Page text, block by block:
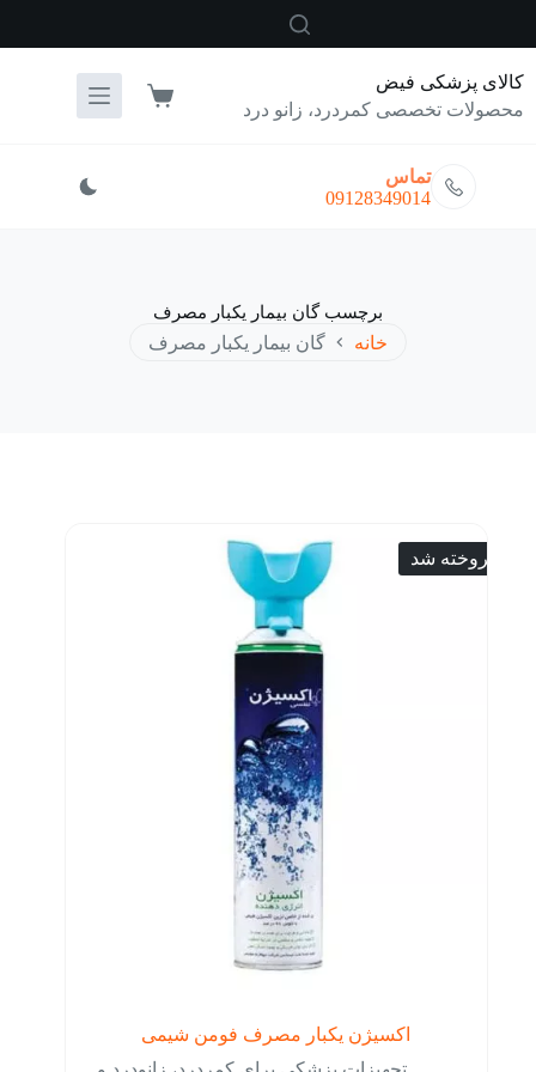
کالای پزشکی فیض
محصولات تخصصی کمردرد، زانو درد
سبد
تماس
09128349014
برچسب گان بیمار یکبار مصرف
خانه
گان بیمار یکبار مصرف
فروخته شد
اکسیژن یکبار مصرف فومن شیمی